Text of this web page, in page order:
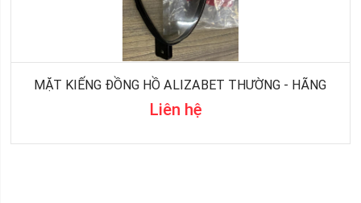
MẶT KIẾNG ĐỒNG HỒ ALIZABET THƯỜNG - HÃNG
Liên hệ